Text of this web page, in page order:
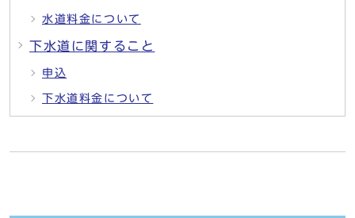
水道料金について
下水道に関すること
申込
下水道料金について